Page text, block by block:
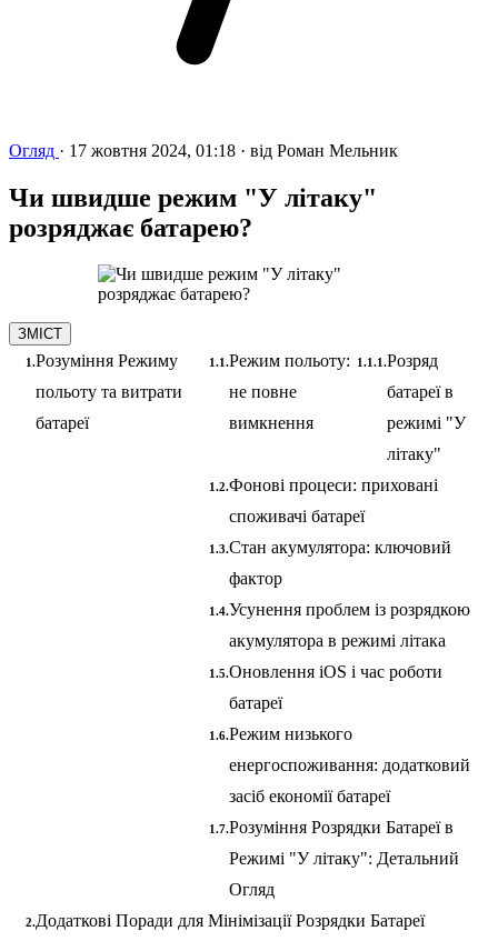
Огляд · 17 жовтня 2024, 01:18 · від Роман Мельник
Чи швидше режим "У літаку"
розряджає батарею?
ЗМІСТ
Розуміння Режиму
польоту та витрати
батареї
Режим польоту:
не повне
вимкнення
Розряд
батареї в
режимі "У
літаку"
Фонові процеси: приховані
споживачі батареї
Стан акумулятора: ключовий
фактор
Усунення проблем із розрядкою
акумулятора в режимі літака
Оновлення iOS і час роботи
батареї
Режим низького
енергоспоживання: додатковий
засіб економії батареї
Розуміння Розрядки Батареї в
Режимі "У літаку": Детальний
Огляд
Додаткові Поради для Мінімізації Розрядки Батареї